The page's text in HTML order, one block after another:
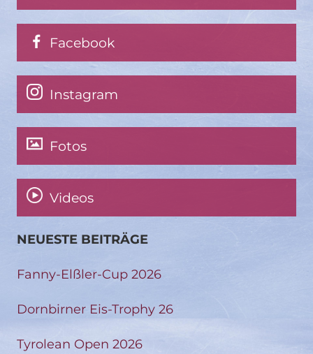
Facebook
Instagram
Fotos
Videos
NEUESTE BEITRÄGE
Fanny-Elßler-Cup 2026
Dornbirner Eis-Trophy 26
Tyrolean Open 2026